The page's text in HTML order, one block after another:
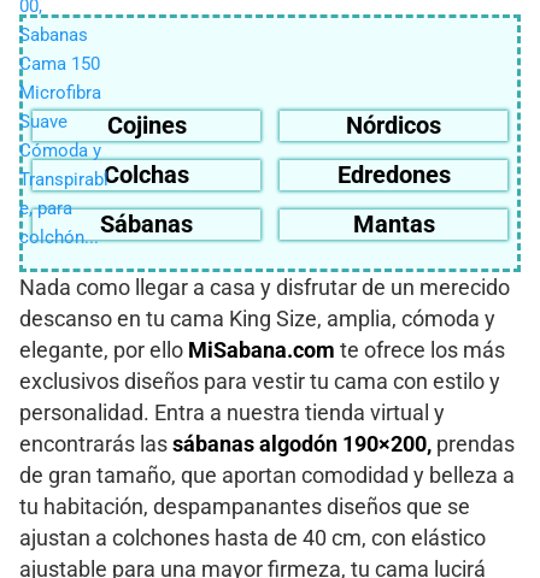
Cojines
Nórdicos
Colchas
Edredones
Sábanas
Mantas
Nada como llegar a casa y disfrutar de un merecido
descanso en tu cama King Size, amplia, cómoda y
elegante, por ello MiSabana.com te ofrece los más
exclusivos diseños para vestir tu cama con estilo y
personalidad. Entra a nuestra tienda virtual y
encontrarás las sábanas algodón 190×200, prendas
de gran tamaño, que aportan comodidad y belleza a
tu habitación, despampanantes diseños que se
ajustan a colchones hasta de 40 cm, con elástico
ajustable para una mayor firmeza, tu cama lucirá